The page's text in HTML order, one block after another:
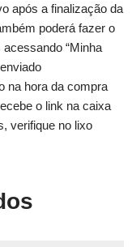
após a finalização da
poderá fazer o
“Minha
na hora da compra
o link na caixa
verifique no lixo